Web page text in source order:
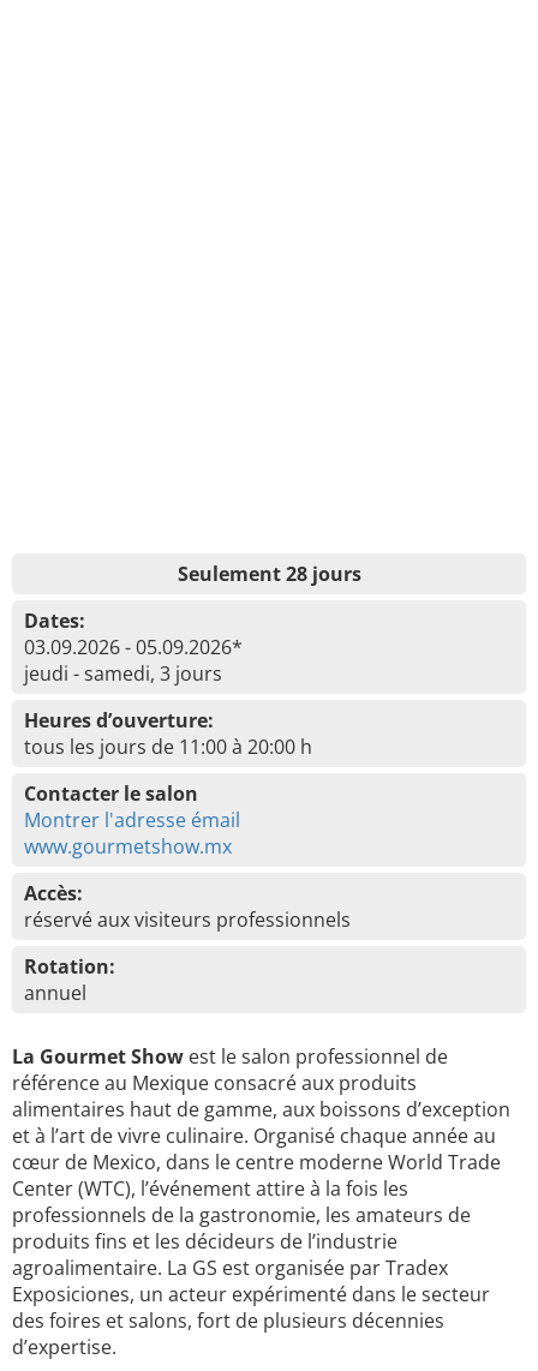
Seulement 28 jours
Dates:
03.09.2026 - 05.09.2026*
jeudi - samedi, 3 jours
Heures d’ouverture:
tous les jours de 11:00 à 20:00 h
Contacter le salon
Montrer l'adresse émail
www.gourmetshow.mx
Accès:
réservé aux visiteurs professionnels
Rotation:
annuel
La Gourmet Show est le salon professionnel de
référence au Mexique consacré aux produits
alimentaires haut de gamme, aux boissons d’exception
et à l’art de vivre culinaire. Organisé chaque année au
cœur de Mexico, dans le centre moderne World Trade
Center (WTC), l’événement attire à la fois les
professionnels de la gastronomie, les amateurs de
produits fins et les décideurs de l’industrie
agroalimentaire. La GS est organisée par Tradex
Exposiciones, un acteur expérimenté dans le secteur
des foires et salons, fort de plusieurs décennies
d’expertise.